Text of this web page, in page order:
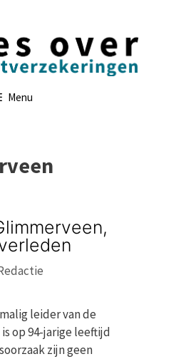
Menu
leider van de
op 94-jarige leeftijd
zijn geen